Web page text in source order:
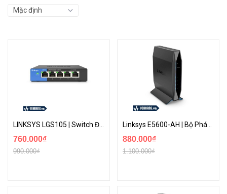
760.000₫
990.000₫
880.000₫
1.100.000₫